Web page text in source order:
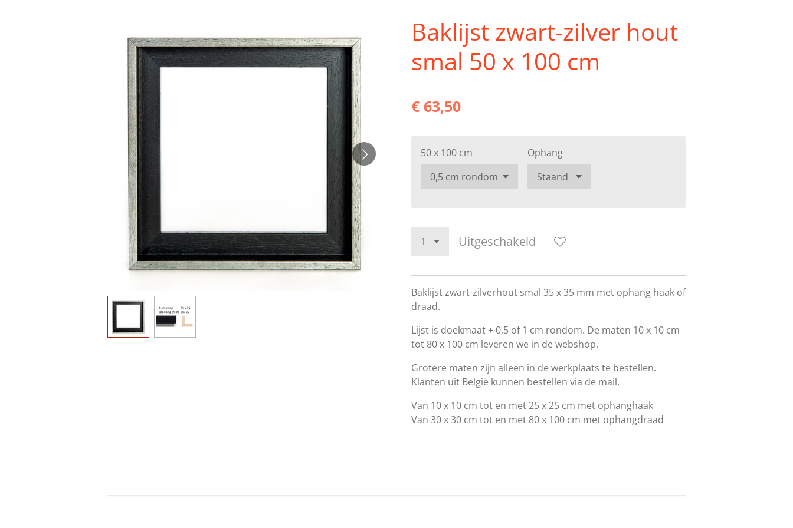
Baklijst zwart-zilver hout
smal 50 x 100 cm
€ 63,50
50 x 100 cm Ophang
Uitgeschakeld
Baklijst zwart-zilverhout smal 35 x 35 mm met ophang haak of
draad.
Lijst is doekmaat + 0,5 of 1 cm rondom. De maten 10 x 10 cm
tot 80 x 100 cm leveren we in de webshop.
Grotere maten zijn alleen in de werkplaats te bestellen.
Klanten uit België kunnen bestellen via de mail.
Van 10 x 10 cm tot en met 25 x 25 cm met ophanghaak
Van 30 x 30 cm tot en met 80 x 100 cm met ophangdraad